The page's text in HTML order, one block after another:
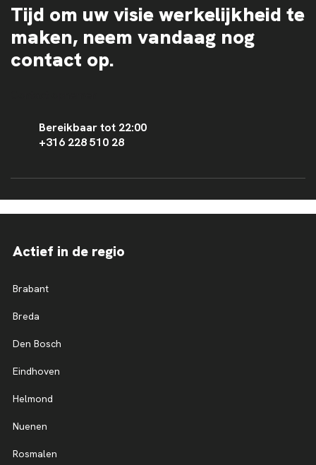
Tijd om uw visie werkelijkheid te
maken, neem vandaag nog
contact op.
Bereikbaar tot 22:00
+316 228 510 28
Actief in de regio
Brabant
Breda
Den Bosch
Eindhoven
Helmond
Nuenen
Rosmalen